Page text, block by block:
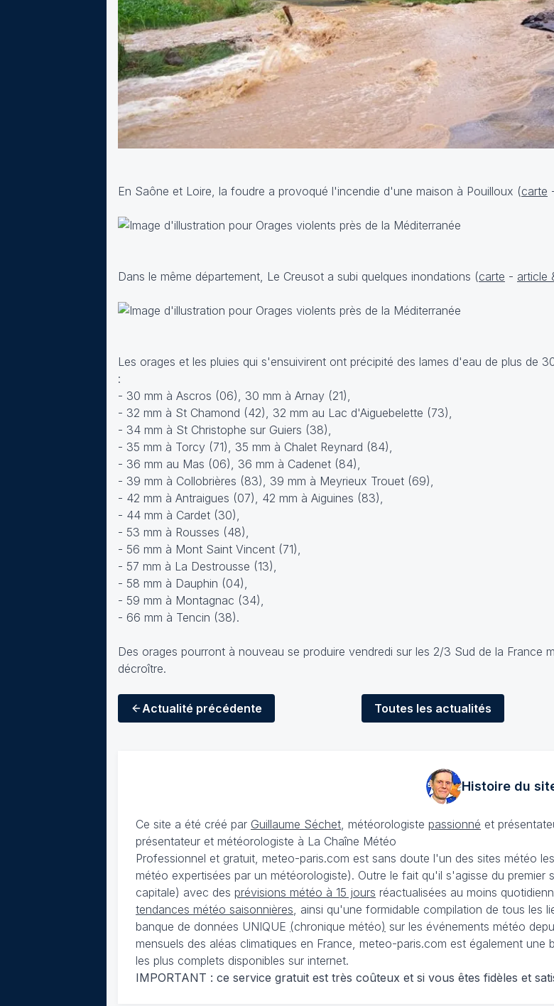
En Saône et Loire, la foudre a provoqué l'incendie d'une maison à Pouilloux (carte
Dans le même département, Le Creusot a subi quelques inondations (carte - article
Les orages et les pluies qui s'ensuivirent ont précipité des lames d'eau de plus de
:
- 30 mm à Ascros (06), 30 mm à Arnay (21),
- 32 mm à St Chamond (42), 32 mm au Lac d'Aiguebelette (73),
- 34 mm à St Christophe sur Guiers (38),
- 35 mm à Torcy (71), 35 mm à Chalet Reynard (84),
- 36 mm au Mas (06), 36 mm à Cadenet (84),
- 39 mm à Collobrières (83), 39 mm à Meyrieux Trouet (69),
- 42 mm à Antraigues (07), 42 mm à Aiguines (83),
- 44 mm à Cardet (30),
- 53 mm à Rousses (48),
- 56 mm à Mont Saint Vincent (71),
- 57 mm à La Destrousse (13),
- 58 mm à Dauphin (04),
- 59 mm à Montagnac (34),
- 66 mm à Tencin (38).
Des orages pourront à nouveau se produire vendredi sur les 2/3 Sud de la France
décroître.
Actualité précédente Toutes les actualités
Histoire du
Ce site a été créé par Guillaume Séchet , météorologiste passionné et
présentateur et météorologiste à La Chaîne Météo
Professionnel et gratuit, meteo-paris.com est sans doute l'un des sites météo
météo expertisées par un météorologiste). Outre le fait qu'il s'agisse du
capitale) avec des prévisions météo à 15 jours réactualisées au moins
tendances météo saisonnières , ainsi qu'une formidable compilation de tous
banque de données UNIQUE (chronique météo) sur les événements météo
mensuels des aléas climatiques en France, meteo-paris.com est également
les plus complets disponibles sur internet.
IMPORTANT : ce service gratuit est très coûteux et si vous êtes fidèles et